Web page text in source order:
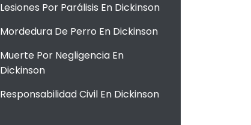
Lesiones Por Parálisis En Dickinson
Mordedura De Perro En Dickinson
Muerte Por Negligencia En
Dickinson
Responsabilidad Civil En Dickinson